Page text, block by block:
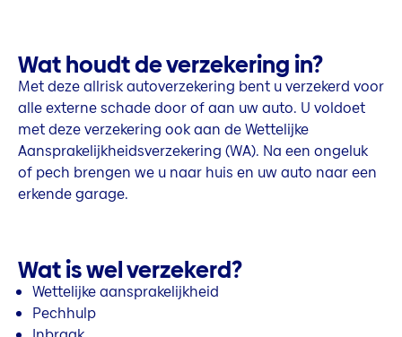
Wat houdt de verzekering in?
Met deze allrisk autoverzekering bent u verzekerd voor
alle externe schade door of aan uw auto. U voldoet
met deze verzekering ook aan de Wettelijke
Aansprakelijkheidsverzekering (WA). Na een ongeluk
of pech brengen we u naar huis en uw auto naar een
erkende garage.
Wat is wel verzekerd?
Wettelijke aansprakelijkheid
Pechhulp